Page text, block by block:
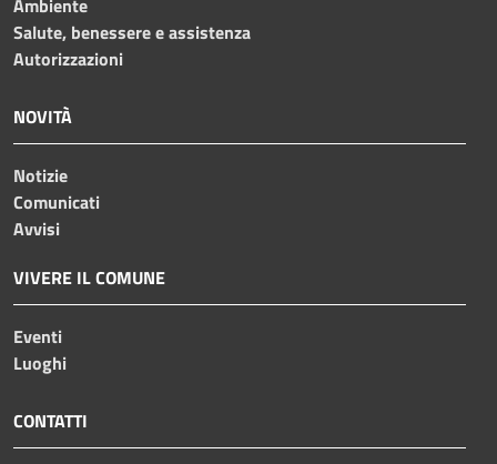
Salute, benessere e assistenza
Autorizzazioni
NOVITÀ
Notizie
Comunicati
Avvisi
VIVERE IL COMUNE
Eventi
Luoghi
CONTATTI